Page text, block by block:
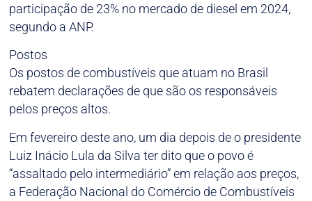
participação de 23% no mercado de diesel em 2024,
segundo a ANP.
Postos
Os postos de combustíveis que atuam no Brasil
rebatem declarações de que são os responsáveis
pelos preços altos.
Em fevereiro deste ano, um dia depois de o presidente
Luiz Inácio Lula da Silva ter dito que o povo é
“assaltado pelo intermediário” em relação aos preços,
a Federação Nacional do Comércio de Combustíveis